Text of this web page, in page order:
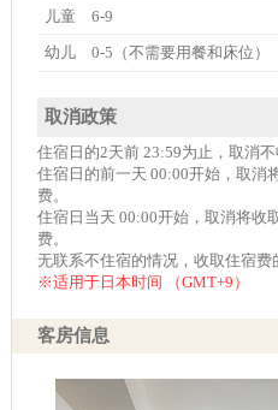
儿童 6-9
幼儿 0-5（不需要用餐和床位）
取消政策
住宿日的2天前 23:59为止，取消不
住宿日的前一天 00:00开始，取消
费。
住宿日当天 00:00开始，取消将收
费。
无联系不住宿的情况，收取住宿费
※适用于日本时间 （GMT+9）
客房信息